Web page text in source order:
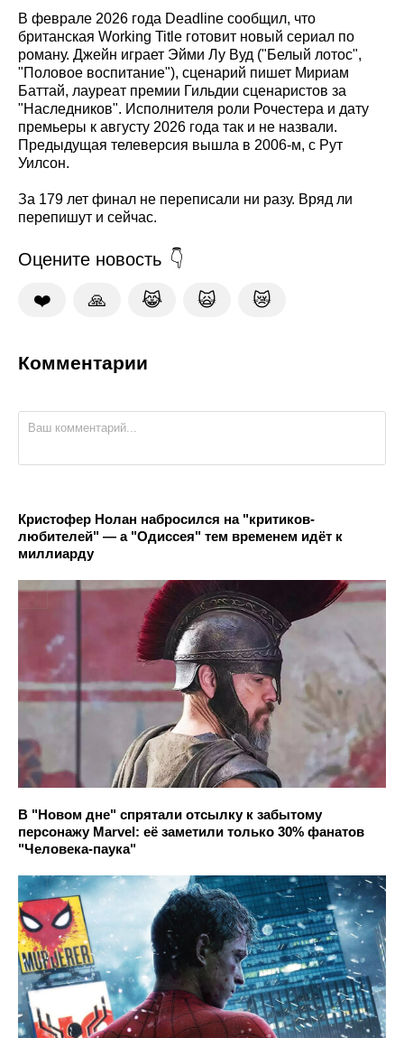
В феврале 2026 года Deadline сообщил, что
британская Working Title готовит новый сериал по
роману. Джейн играет Эйми Лу Вуд ("Белый лотос",
"Половое воспитание"), сценарий пишет Мириам
Баттай, лауреат премии Гильдии сценаристов за
"Наследников". Исполнителя роли Рочестера и дату
премьеры к августу 2026 года так и не назвали.
Предыдущая телеверсия вышла в 2006-м, с Рут
Уилсон.
За 179 лет финал не переписали ни разу. Вряд ли
перепишут и сейчас.
Оцените новость
❤️ 🙏 😹 🙀 😿
Комментарии
Кристофер Нолан набросился на "критиков-
любителей" — а "Одиссея" тем временем идёт к
миллиарду
В "Новом дне" спрятали отсылку к забытому
персонажу Marvel: её заметили только 30% фанатов
"Человека-паука"